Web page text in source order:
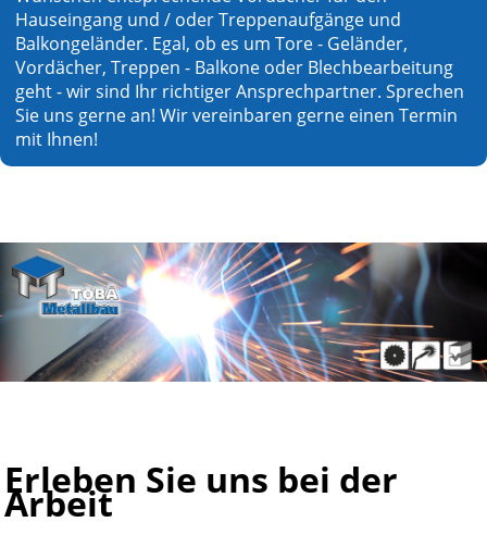
Hauseingang und / oder Treppenaufgänge und
Balkongeländer. Egal, ob es um Tore - Geländer,
Vordächer, Treppen - Balkone oder Blechbearbeitung
geht - wir sind Ihr richtiger Ansprechpartner. Sprechen
Sie uns gerne an! Wir vereinbaren gerne einen Termin
mit Ihnen!
Erleben Sie uns bei der
Arbeit